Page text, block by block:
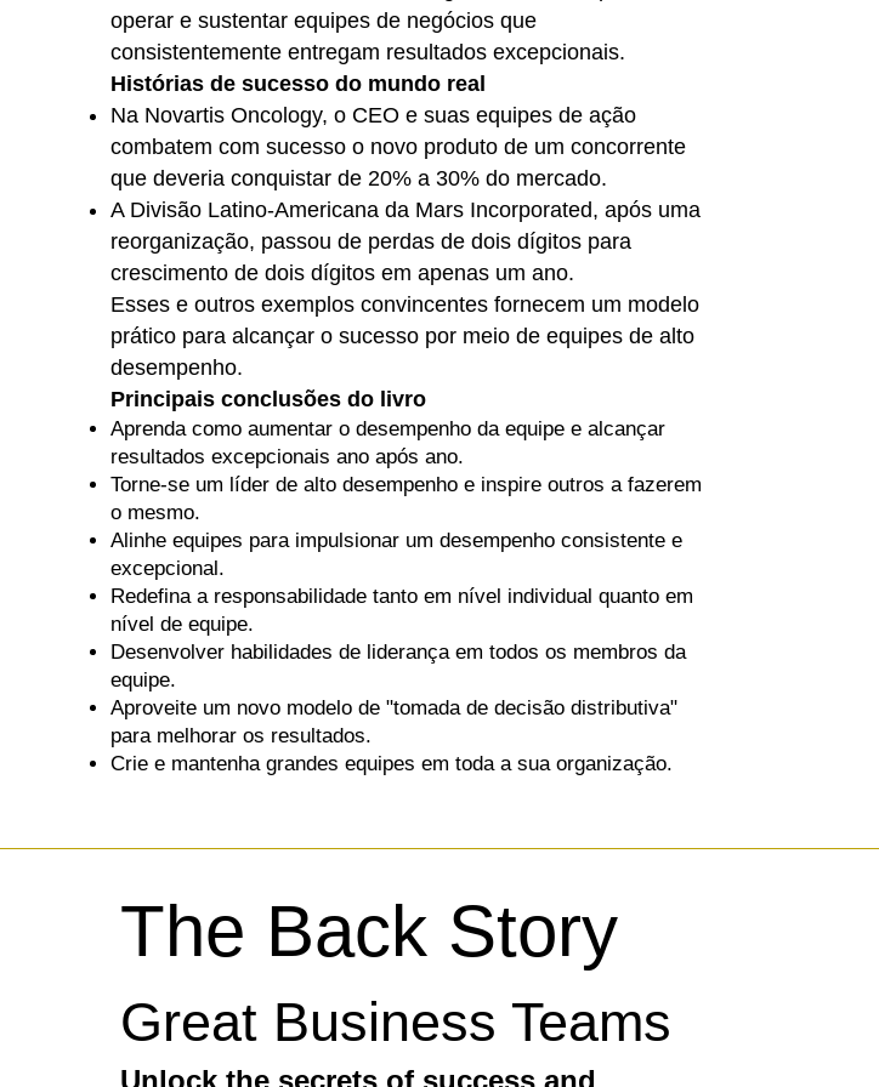
operar e sustentar equipes de negócios que
consistentemente entregam resultados excepcionais.
Histórias de sucesso do mundo real
Na Novartis Oncology, o CEO e suas equipes de ação
combatem com sucesso o novo produto de um concorrente
que deveria conquistar de 20% a 30% do mercado.
A Divisão Latino-Americana da Mars Incorporated, após uma
reorganização, passou de perdas de dois dígitos para
crescimento de dois dígitos em apenas um ano.
Esses e outros exemplos convincentes fornecem um modelo
prático para alcançar o sucesso por meio de equipes de alto
desempenho.
Principais conclusões do livro
Aprenda como aumentar o desempenho da equipe e alcançar
resultados excepcionais ano após ano.
Torne-se um líder de alto desempenho e inspire outros a fazerem
o mesmo.
Alinhe equipes para impulsionar um desempenho consistente e
excepcional.
Redefina a responsabilidade tanto em nível individual quanto em
nível de equipe.
Desenvolver habilidades de liderança em todos os membros da
equipe.
Aproveite um novo modelo de "tomada de decisão distributiva"
para melhorar os resultados.
Crie e mantenha grandes equipes em toda a sua organização.
The Back Story
Great Business Teams
Unlock the secrets of success and